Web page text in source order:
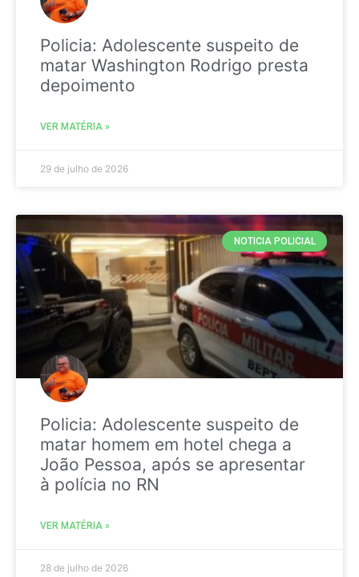
Policia: Adolescente suspeito de
matar Washington Rodrigo presta
depoimento
VER MATÉRIA »
29 de julho de 2026
NOTICIA POLICIAL
Policia: Adolescente suspeito de
matar homem em hotel chega a
João Pessoa, após se apresentar
à polícia no RN
VER MATÉRIA »
28 de julho de 2026